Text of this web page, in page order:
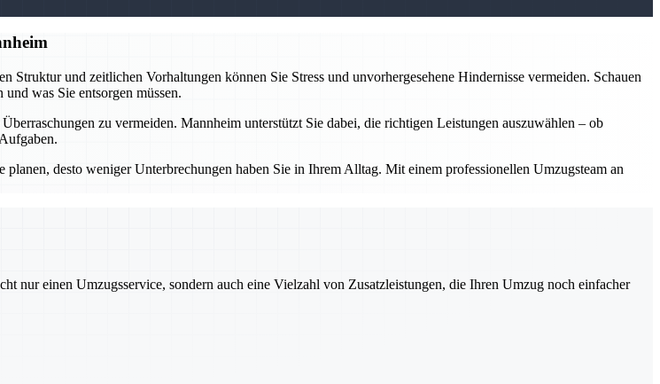
und zeitlichen Vorhaltungen können Sie Stress und unvorhergesehene Hindernisse vermeiden. Schauen
was Sie entsorgen müssen.
zu vermeiden. Mannheim unterstützt Sie dabei, die richtigen Leistungen auszuwählen – ob
desto weniger Unterbrechungen haben Sie in Ihrem Alltag. Mit einem professionellen Umzugsteam an
nur einen Umzugsservice, sondern auch eine Vielzahl von Zusatzleistungen, die Ihren Umzug noch einfacher